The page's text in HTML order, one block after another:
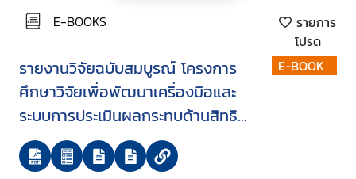
E-BOOKS
รายการ
โปรด
รายงานวิจัยฉบับสมบูรณ์ โครงการ
ศึกษาวิจัยเพื่อพัฒนาเครื่องมือและ
ระบบการประเมินผลกระทบด้านสิทธิ
มนุษยชน
E-BOOK